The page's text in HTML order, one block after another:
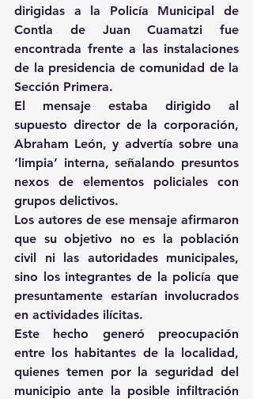
dirigidas a la Policía Municipal de
Contla de Juan Cuamatzi fue
encontrada frente a las instalaciones
de la presidencia de comunidad de la
Sección Primera.
El mensaje estaba dirigido al
supuesto director de la corporación,
Abraham León, y advertía sobre una
‘limpia’ interna, señalando presuntos
nexos de elementos policiales con
grupos delictivos.
Los autores de ese mensaje afirmaron
que su objetivo no es la población
civil ni las autoridades municipales,
sino los integrantes de la policía que
presuntamente estarían involucrados
en actividades ilícitas.
Este hecho generó preocupación
entre los habitantes de la localidad,
quienes temen por la seguridad del
municipio ante la posible infiltración